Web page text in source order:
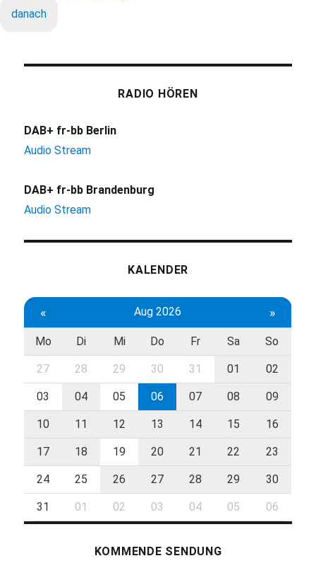
danach
RADIO HÖREN
DAB+ fr-bb Berlin
Audio Stream
DAB+ fr-bb Brandenburg
Audio Stream
KALENDER
« Aug 2026 »
Mo Di Mi Do Fr Sa So
27 28 29 30 31 01 02
03 04 05 06 07 08 09
10 11 12 13 14 15 16
17 18 19 20 21 22 23
24 25 26 27 28 29 30
31 01 02 03 04 05 06
KOMMENDE SENDUNG